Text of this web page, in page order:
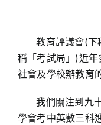
教育評議會(下
稱「考試局」)近
社會及學校辦教育
我們關注到九十
學會考中英數三科